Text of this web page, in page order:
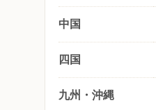
中国
四国
九州・沖縄